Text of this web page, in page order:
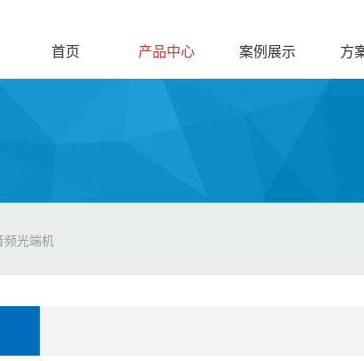
首页 产品中心 案例展示 方
频光端机